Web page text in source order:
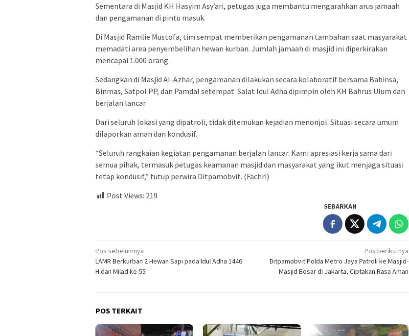
Sementara di Masjid KH Hasyim Asy’ari, petugas juga membantu mengarahkan arus jamaah
dan pengamanan di pintu masuk.
Di Masjid Ramlie Mustofa, tim sempat memberikan pengamanan tambahan saat masyarakat
memadati area penyembelihan hewan kurban. Jumlah jamaah di masjid ini diperkirakan
mencapai 1.000 orang.
Sedangkan di Masjid Al-Azhar, pengamanan dilakukan secara kolaboratif bersama Babinsa,
Binmas, Satpol PP, dan Pamdal setempat. Salat Idul Adha dipimpin oleh KH Bahrus Ulum dan
berjalan lancar.
Dari seluruh lokasi yang dipatroli, tidak ditemukan kejadian menonjol. Situasi secara umum
dilaporkan aman dan kondusif.
“Seluruh rangkaian kegiatan pengamanan berjalan lancar. Kami apresiasi kerja sama dari
semua pihak, termasuk petugas keamanan masjid dan masyarakat yang ikut menjaga situasi
tetap kondusif,” tutup perwira Ditpamobvit. (Fachri)
Post Views: 219
SEBARKAN
Navigasi
pos
Pos sebelumnya
LAMR Berkurban 2 Hewan Sapi pada Idul Adha 1446
H dan Milad ke-55
Pos berikutnya
Ditpamobvit Polda Metro Jaya Patroli ke Masjid-
Masjid Besar di Jakarta, Ciptakan Rasa Aman
POS TERKAIT